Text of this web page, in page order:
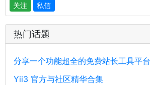
关注 私信
热门话题
分享一个功能超全的免费站长工具平台
Yii3 官方与社区精华合集